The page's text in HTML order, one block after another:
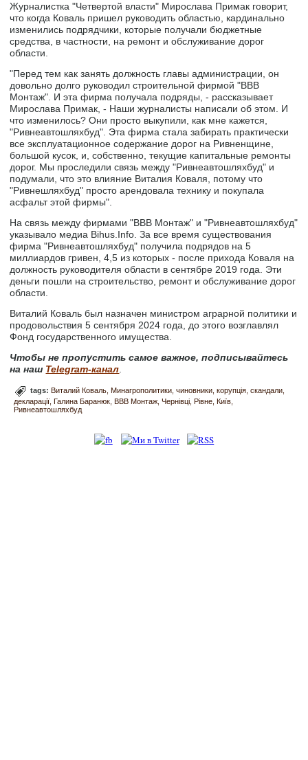
Журналистка "Четвертой власти" Мирослава Примак говорит,
что когда Коваль пришел руководить областью, кардинально
изменились подрядчики, которые получали бюджетные
средства, в частности, на ремонт и обслуживание дорог
области.
"Перед тем как занять должность главы администрации, он
довольно долго руководил строительной фирмой "ВВВ
Монтаж". И эта фирма получала подряды, - рассказывает
Мирослава Примак, - Наши журналисты написали об этом. И
что изменилось? Они просто выкупили, как мне кажется,
"Ривнеавтошляхбуд". Эта фирма стала забирать практически
все эксплуатационное содержание дорог на Ривненщине,
большой кусок, и, собственно, текущие капитальные ремонты
дорог. Мы проследили связь между "Ривнеавтошляхбуд" и
подумали, что это влияние Виталия Коваля, потому что
"Ривнешляхбуд" просто арендовала технику и покупала
асфальт этой фирмы".
На связь между фирмами "ВВВ Монтаж" и "Ривнеавтошляхбуд"
указывало медиа Bihus.Info. За все время существования
фирма "Ривнеавтошляхбуд" получила подрядов на 5
миллиардов гривен, 4,5 из которых - после прихода Коваля на
должность руководителя области в сентябре 2019 года. Эти
деньги пошли на строительство, ремонт и обслуживание дорог
области.
Виталий Коваль был назначен министром аграрной политики и
продовольствия 5 сентября 2024 года, до этого возглавлял
Фонд государственного имущества.
Чтобы не пропустить самое важное, подписывайтесь
на наш Telegram-канал.
tags: Виталий Коваль Минагрополитики чиновники корупція скандали
декларації
Галина Баранюк ВВВ Монтаж Чернівці Рівне
Київ
Ривнеавтошляхбуд